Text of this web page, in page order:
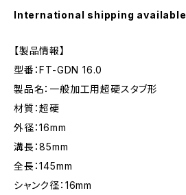
International shipping available
【製品情報】
型番：FT-GDN 16.0
製品名：一般加工用超硬スタブ形
材質：超硬
外径：16mm
溝長：85mm
全長：145mm
シャンク径：16mm